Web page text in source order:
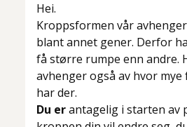
Hei.
Kroppsformen vår
blant annet gener. Derfor
få større rumpe enn andre.
avhenger også av hvor
har der.
Du erantagelig i starten av